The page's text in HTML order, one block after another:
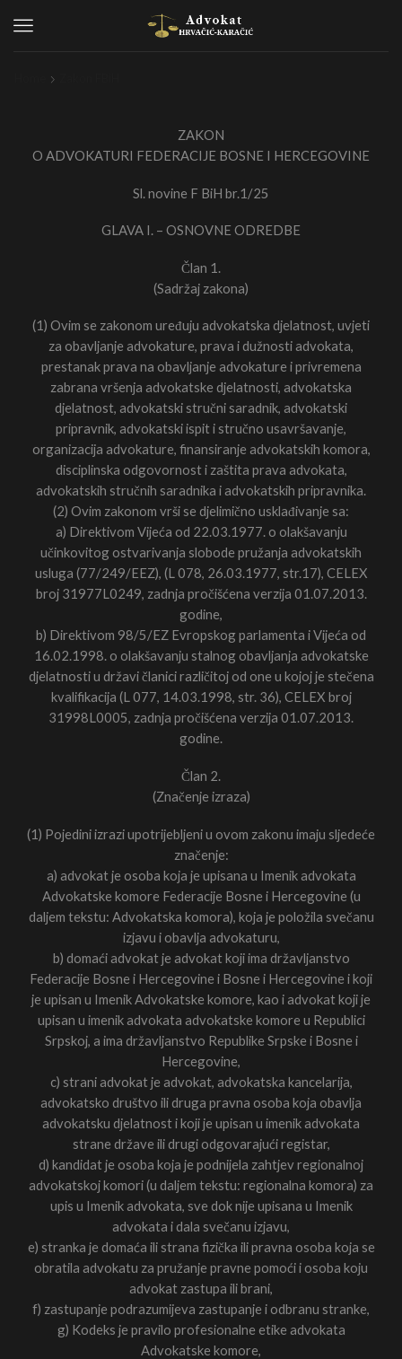
Menu
ZAKON
O ADVOKATURI FEDERACIJE BOSNE I HERCEGOVINE
Sl. novine F BiH br.1/25
GLAVA I. – OSNOVNE ODREDBE
Član 1.
(Sadržaj zakona)
(1) Ovim se zakonom uređuju advokatska djelatnost, uvjeti
za obavljanje advokature, prava i dužnosti advokata,
prestanak prava na obavljanje advokature i privremena
zabrana vršenja advokatske djelatnosti, advokatska
djelatnost, advokatski stručni saradnik, advokatski
pripravnik, advokatski ispit i stručno usavršavanje,
organizacija advokature, finansiranje advokatskih komora,
disciplinska odgovornost i zaštita prava advokata,
advokatskih stručnih saradnika i advokatskih pripravnika.
(2) Ovim zakonom vrši se djelimično usklađivanje sa:
a) Direktivom Vijeća od 22.03.1977. o olakšavanju
učinkovitog ostvarivanja slobode pružanja advokatskih
usluga (77/249/EEZ), (L 078, 26.03.1977, str.17), CELEX
broj 31977L0249, zadnja pročišćena verzija 01.07.2013.
godine,
b) Direktivom 98/5/EZ Evropskog parlamenta i Vijeća od
16.02.1998. o olakšavanju stalnog obavljanja advokatske
djelatnosti u državi članici različitoj od one u kojoj je stečena
kvalifikacija (L 077, 14.03.1998, str. 36), CELEX broj
31998L0005, zadnja pročišćena verzija 01.07.2013.
godine.
Član 2.
(Značenje izraza)
(1) Pojedini izrazi upotrijebljeni u ovom zakonu imaju sljedeće
značenje:
a) advokat je osoba koja je upisana u Imenik advokata
Advokatske komore Federacije Bosne i Hercegovine (u
daljem tekstu: Advokatska komora), koja je položila svečanu
izjavu i obavlja advokaturu,
b) domaći advokat je advokat koji ima državljanstvo
Federacije Bosne i Hercegovine i Bosne i Hercegovine i koji
je upisan u Imenik Advokatske komore, kao i advokat koji je
upisan u imenik advokata advokatske komore u Republici
Srpskoj, a ima državljanstvo Republike Srpske i Bosne i
Hercegovine,
c) strani advokat je advokat, advokatska kancelarija,
advokatsko društvo ili druga pravna osoba koja obavlja
advokatsku djelatnost i koji je upisan u imenik advokata
strane države ili drugi odgovarajući registar,
d) kandidat je osoba koja je podnijela zahtjev regionalnoj
advokatskoj komori (u daljem tekstu: regionalna komora) za
upis u Imenik advokata, sve dok nije upisana u Imenik
advokata i dala svečanu izjavu,
e) stranka je domaća ili strana fizička ili pravna osoba koja se
obratila advokatu za pružanje pravne pomoći i osoba koju
advokat zastupa ili brani,
f) zastupanje podrazumijeva zastupanje i odbranu stranke,
g) Kodeks je pravilo profesionalne etike advokata
Advokatske komore,